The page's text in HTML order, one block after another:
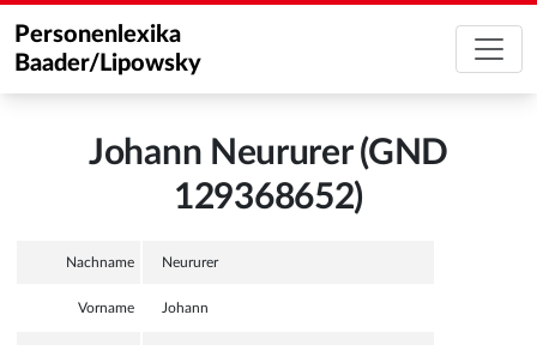
Personenlexika
Baader/Lipowsky
Johann Neururer (GND
129368652)
Nachname Neururer
Vorname Johann